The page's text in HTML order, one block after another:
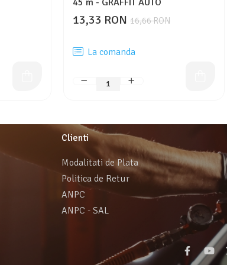
45 m - GRAFFIT AUTO
16,66 RON
13,33 RON
La comanda
Clienti
Modalitati de Plata
Politica de Retur
ANPC
ANPC - SAL